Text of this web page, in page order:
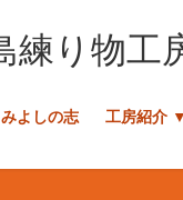
みよしの志 工房紹介 ▼